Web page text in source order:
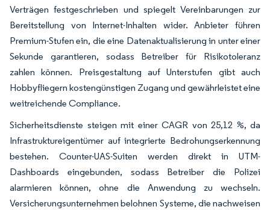
Verträgen festgeschrieben und spiegelt Vereinbarungen zur
Bereitstellung von Internet-Inhalten wider. Anbieter führen
Premium-Stufen ein, die eine Datenaktualisierung in unter einer
Sekunde garantieren, sodass Betreiber für Risikotoleranz
zahlen können. Preisgestaltung auf Unterstufen gibt auch
Hobbyfliegern kostengünstigen Zugang und gewährleistet eine
weitreichende Compliance.
Sicherheitsdienste steigen mit einer CAGR von 25,12 %, da
Infrastruktureigentümer auf integrierte Bedrohungserkennung
bestehen. Counter-UAS-Suiten werden direkt in UTM-
Dashboards eingebunden, sodass Betreiber die Polizei
alarmieren können, ohne die Anwendung zu wechseln.
Versicherungsunternehmen belohnen Systeme, die nachweisen